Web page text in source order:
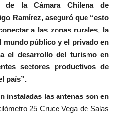
de la Cámara Chilena de
Ramírez, aseguró que “esto
a las zonas rurales, la
mundo público y el privado en
el desarrollo del turismo en
sectores productivos de
país”.
instaladas las antenas son en
25 Cruce Vega de Salas